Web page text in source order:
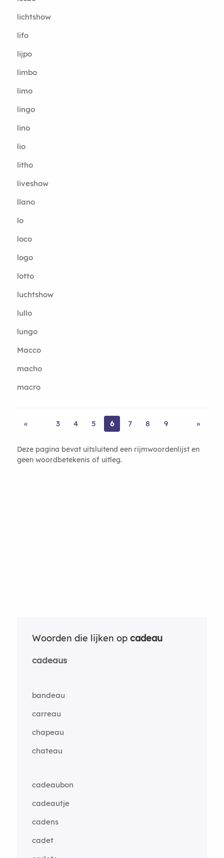
lichtshow
lifo
lijpo
limbo
limo
lingo
lino
lio
litho
liveshow
llano
lo
loco
logo
lotto
luchtshow
lullo
lungo
Macco
macho
macro
« 3 4 5 6 7 8 9 »
Deze pagina bevat uitsluitend een rijmwoordenlijst en
geen woordbetekenis of uitleg.
Woorden die lijken op cadeau
cadeaus
bandeau
carreau
chapeau
chateau
cadeaubon
cadeautje
cadens
cadet